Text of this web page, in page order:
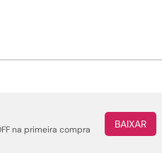
na primeira compra BAIXAR